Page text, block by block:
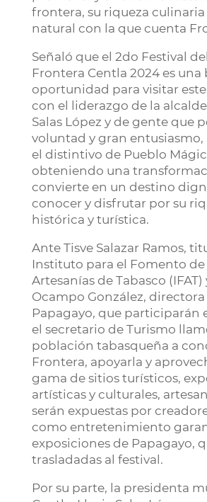
frontera, su riqueza culinaria
natural con la que cuenta
Señaló que el 2do Festival
Frontera Centla 2024 es una
oportunidad para visitar
con el liderazgo de la
Salas López y de gente que
voluntad y gran
el distintivo de Pueblo
obteniendo una
convierte en un destino
conocer y disfrutar por su
histórica y turística.
Ante Tisve Salazar Ramos,
Instituto para el Fomento de
Artesanías de Tabasco (IFAT)
Ocampo González,
Papagayo, que participarán
el secretario de Turismo
población tabasqueña a
Frontera, apoyarla y
gama de sitios turísticos,
artísticas y culturales,
serán expuestas por
como entretenimiento
exposiciones de Papagayo,
trasladadas al festival.
Por su parte, la presidenta